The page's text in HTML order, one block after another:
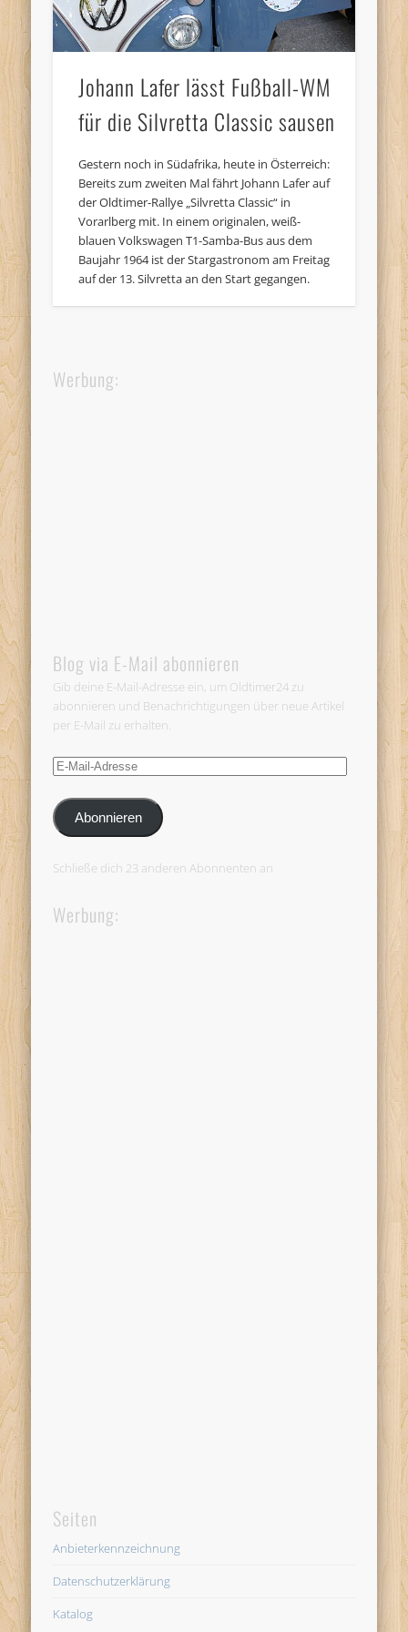
Johann Lafer lässt Fußball-WM
für die Silvretta Classic sausen
Gestern noch in Südafrika, heute in Österreich:
Bereits zum zweiten Mal fährt Johann Lafer auf
der Oldtimer-Rallye „Silvretta Classic“ in
Vorarlberg mit. In einem originalen, weiß-
blauen Volkswagen T1-Samba-Bus aus dem
Baujahr 1964 ist der Stargastronom am Freitag
auf der 13. Silvretta an den Start gegangen.
Werbung:
Blog via E-Mail abonnieren
Gib deine E-Mail-Adresse ein, um Oldtimer24 zu
abonnieren und Benachrichtigungen über neue Artikel
per E-Mail zu erhalten.
E-
Adresse
Abonnieren
Schließe dich 23 anderen Abonnenten an
Werbung:
Seiten
Anbieterkennzeichnung
Datenschutzerklärung
Katalog